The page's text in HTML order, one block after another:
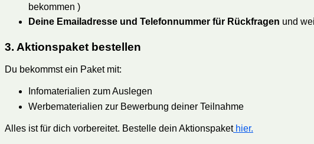
bekommen )
Deine Emailadresse und Telefonnummer für Rückfragen und
3. Aktionspaket bestellen
Du bekommst ein Paket mit:
Infomaterialien zum Auslegen
Werbematerialien zur Bewerbung deiner Teilnahme
Alles ist für dich vorbereitet. Bestelle dein Aktionspakethier.